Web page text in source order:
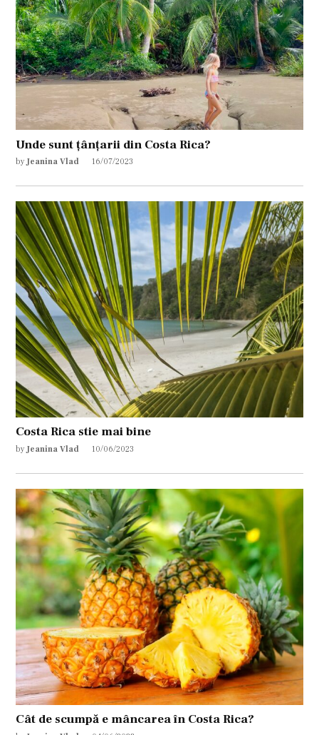
Unde sunt țânțarii din Costa Rica?
by Jeanina Vlad 16/07/2023
Costa Rica stie mai bine
by Jeanina Vlad 10/06/2023
Cât de scumpă e mâncarea în Costa Rica?